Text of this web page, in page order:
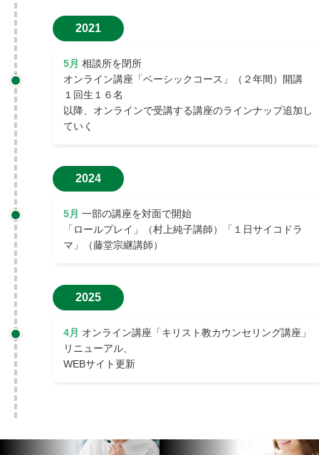
2021
5月 相談所を閉所
オンライン講座「ベーシックコース」（２年間）開講
１回生１６名
以降、オンラインで受講する講座のラインナップ追加し
ていく
2024
5月 一部の講座を対面で開始
「ロールプレイ」（村上純子講師）「１日サイコドラ
マ」（藤堂宗継講師）
2025
4月 オンライン講座「キリスト教カウンセリング講座」
リニューアル、
WEBサイト更新